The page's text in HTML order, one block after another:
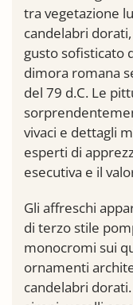
tra vegetazione
candelabri
gusto sofisticato
dimora romana
del 79 d.C. Le
vivaci e dettagli
esperti di
esecutiva e il
Gli affreschi
di terzo stile
monocromi sui
ornamenti
candelabri